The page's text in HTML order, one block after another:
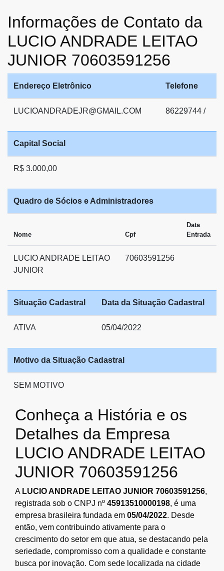
Informações de Contato da
LUCIO ANDRADE LEITAO
JUNIOR 70603591256
Endereço Eletrônico Telefone
LUCIOANDRADEJR@GMAIL.COM 86229744 /
Capital Social
R$ 3.000,00
Quadro de Sócios e Administradores
Nome Cpf
Data
Entrada
LUCIO ANDRADE LEITAO
JUNIOR
70603591256
Situação Cadastral Data da Situação Cadastral
ATIVA 05/04/2022
Motivo da Situação Cadastral
SEM MOTIVO
Conheça a História e os
Detalhes da Empresa
LUCIO ANDRADE LEITAO
JUNIOR 70603591256
A LUCIO ANDRADE LEITAO JUNIOR 70603591256,
registrada sob o CNPJ nº 45913510000198, é uma
empresa brasileira fundada em 05/04/2022. Desde
então, vem contribuindo ativamente para o
crescimento do setor em que atua, se destacando pela
seriedade, compromisso com a qualidade e constante
busca por inovação. Com sede localizada na cidade